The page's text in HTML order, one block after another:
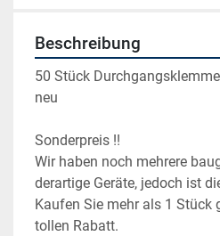
Beschreibung
50 Stück
neu
Sonderpreis !!
Wir haben noch mehrere
derartige Geräte, jedoch ist
Kaufen Sie mehr als 1 Stück
tollen Rabatt.